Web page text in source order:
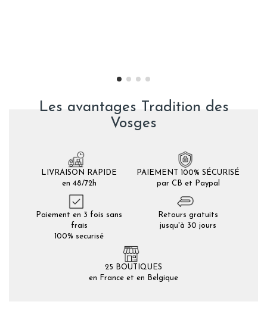
Les avantages Tradition des
Vosges
LIVRAISON RAPIDE
en 48/72h
PAIEMENT 100% SÉCURISÉ
par CB et Paypal
Paiement en 3 fois sans
frais
100% securisé
Retours gratuits
jusqu'à 30 jours
25 BOUTIQUES
en France et en Belgique